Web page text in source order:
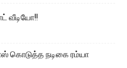
வீடியோ!!
கொடுத்த நடிகை ரம்யா